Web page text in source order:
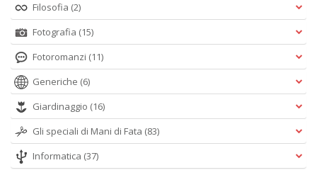
Filosofia (2)
Fotografia (15)
Fotoromanzi (11)
Generiche (6)
Giardinaggio (16)
Gli speciali di Mani di Fata (83)
Informatica (37)